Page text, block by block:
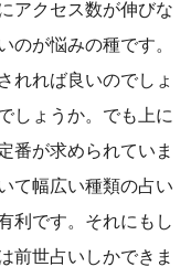
アクセス数が伸びな
が悩みの種です。
れれば良いのでしょ
しょうか。でも上に
番が求められていま
て幅広い種類の占い
利です。それにもし
前世占いしかできま